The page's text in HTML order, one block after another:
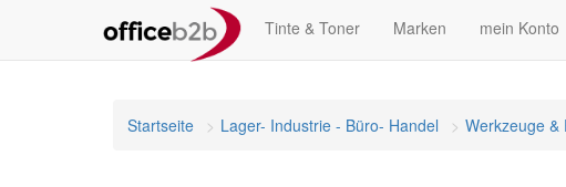
Tinte & Toner Marken mein Konto
Startseite Lager- Industrie - Büro- Handel Werkzeuge &